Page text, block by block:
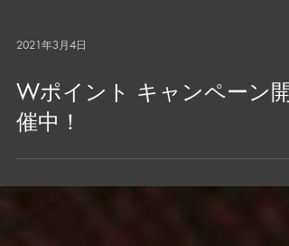
2021年3月4日
Wポイント キャンペーン開
催中！